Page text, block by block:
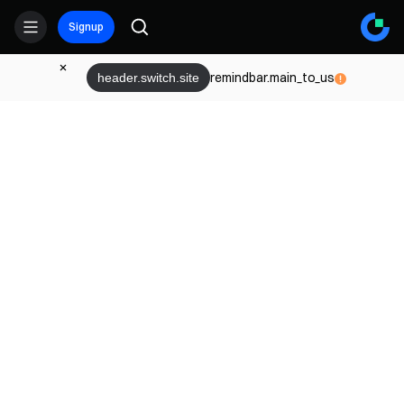
Signup
remindbar.main_to_us
header.switch.site